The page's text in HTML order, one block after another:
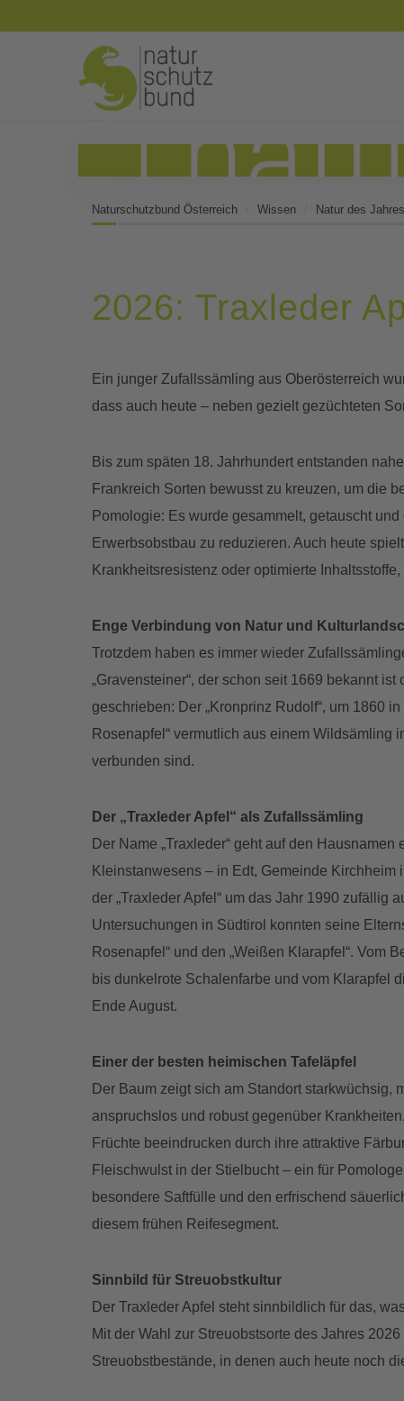
Naturschutzbund Österreich Wissen Natur des Jahres
2026: Traxleder
Ein junger Zufallssämling aus Oberösterreich
dass auch heute – neben gezielt gezüchteten
Bis zum späten 18. Jahrhundert entstanden
Frankreich Sorten bewusst zu kreuzen, um die
Pomologie: Es wurde gesammelt, getauscht
Erwerbsobstbau zu reduzieren. Auch heute
Krankheitsresistenz oder optimierte
Enge Verbindung von Natur und
Trotzdem haben es immer wieder
„Gravensteiner“, der schon seit 1669 bekannt
geschrieben: Der „Kronprinz Rudolf“, um 1860
Rosenapfel“ vermutlich aus einem
verbunden sind.
Der „Traxleder Apfel“ als Zufallssämling
Der Name „Traxleder“ geht auf den
Kleinstanwesens – in Edt, Gemeinde Kirchheim
der „Traxleder Apfel“ um das Jahr 1990 zufällig
Untersuchungen in Südtirol konnten seine
Rosenapfel“ und den „Weißen Klarapfel“. Vom
bis dunkelrote Schalenfarbe und vom Klarapfel
Ende August.
Einer der besten heimischen Tafeläpfel
Der Baum zeigt sich am Standort starkwüchsig,
anspruchslos und robust gegenüber
Früchte beeindrucken durch ihre attraktive
Fleischwulst in der Stielbucht – ein für
besondere Saftfülle und den erfrischend
diesem frühen Reifesegment.
Sinnbild für Streuobstkultur
Der Traxleder Apfel steht sinnbildlich für das,
Mit der Wahl zur Streuobstsorte des Jahres
Streuobstbestände, in denen auch heute noch